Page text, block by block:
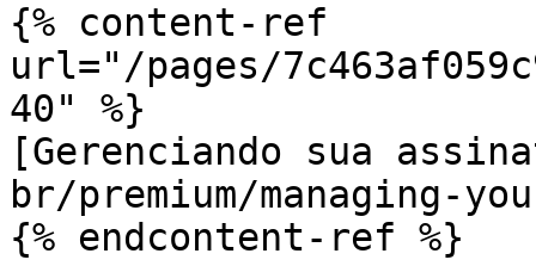
{% content-ref
url="/pages/
40" %}
[Gerenciando sua
br/premium/managing-
{% endcontent-ref %}